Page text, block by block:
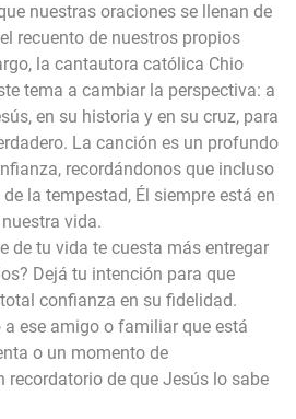
nuestras oraciones se llenan de
recuento de nuestros propios
la cantautora católica Chio
tema a cambiar la perspectiva: a
en su historia y en su cruz, para
La canción es un profundo
recordándonos que incluso
la tempestad, Él siempre está en
vida.
de tu vida te cuesta más entregar
Dejá tu intención para que
confianza en su fidelidad.
a ese amigo o familiar que está
o un momento de
recordatorio de que Jesús lo sabe